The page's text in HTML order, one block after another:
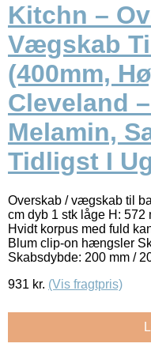
Kitchn –
Vægskab
(400mm,
Cleveland
Melamin,
Tidligst I
Overskab / vægskab til
cm dyb 1 stk låge H: 572
Hvidt korpus med fuld
Blum clip-on hængsler
Skabsdybde: 200 mm /
931 kr. (Vis fragtpris)